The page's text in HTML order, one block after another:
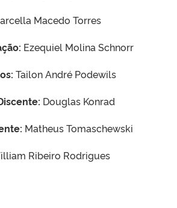
Macedo Torres
Ezequiel Molina Schnorr
Tailon André Podewils
Douglas Konrad
Matheus Tomaschewski
Ribeiro Rodrigues